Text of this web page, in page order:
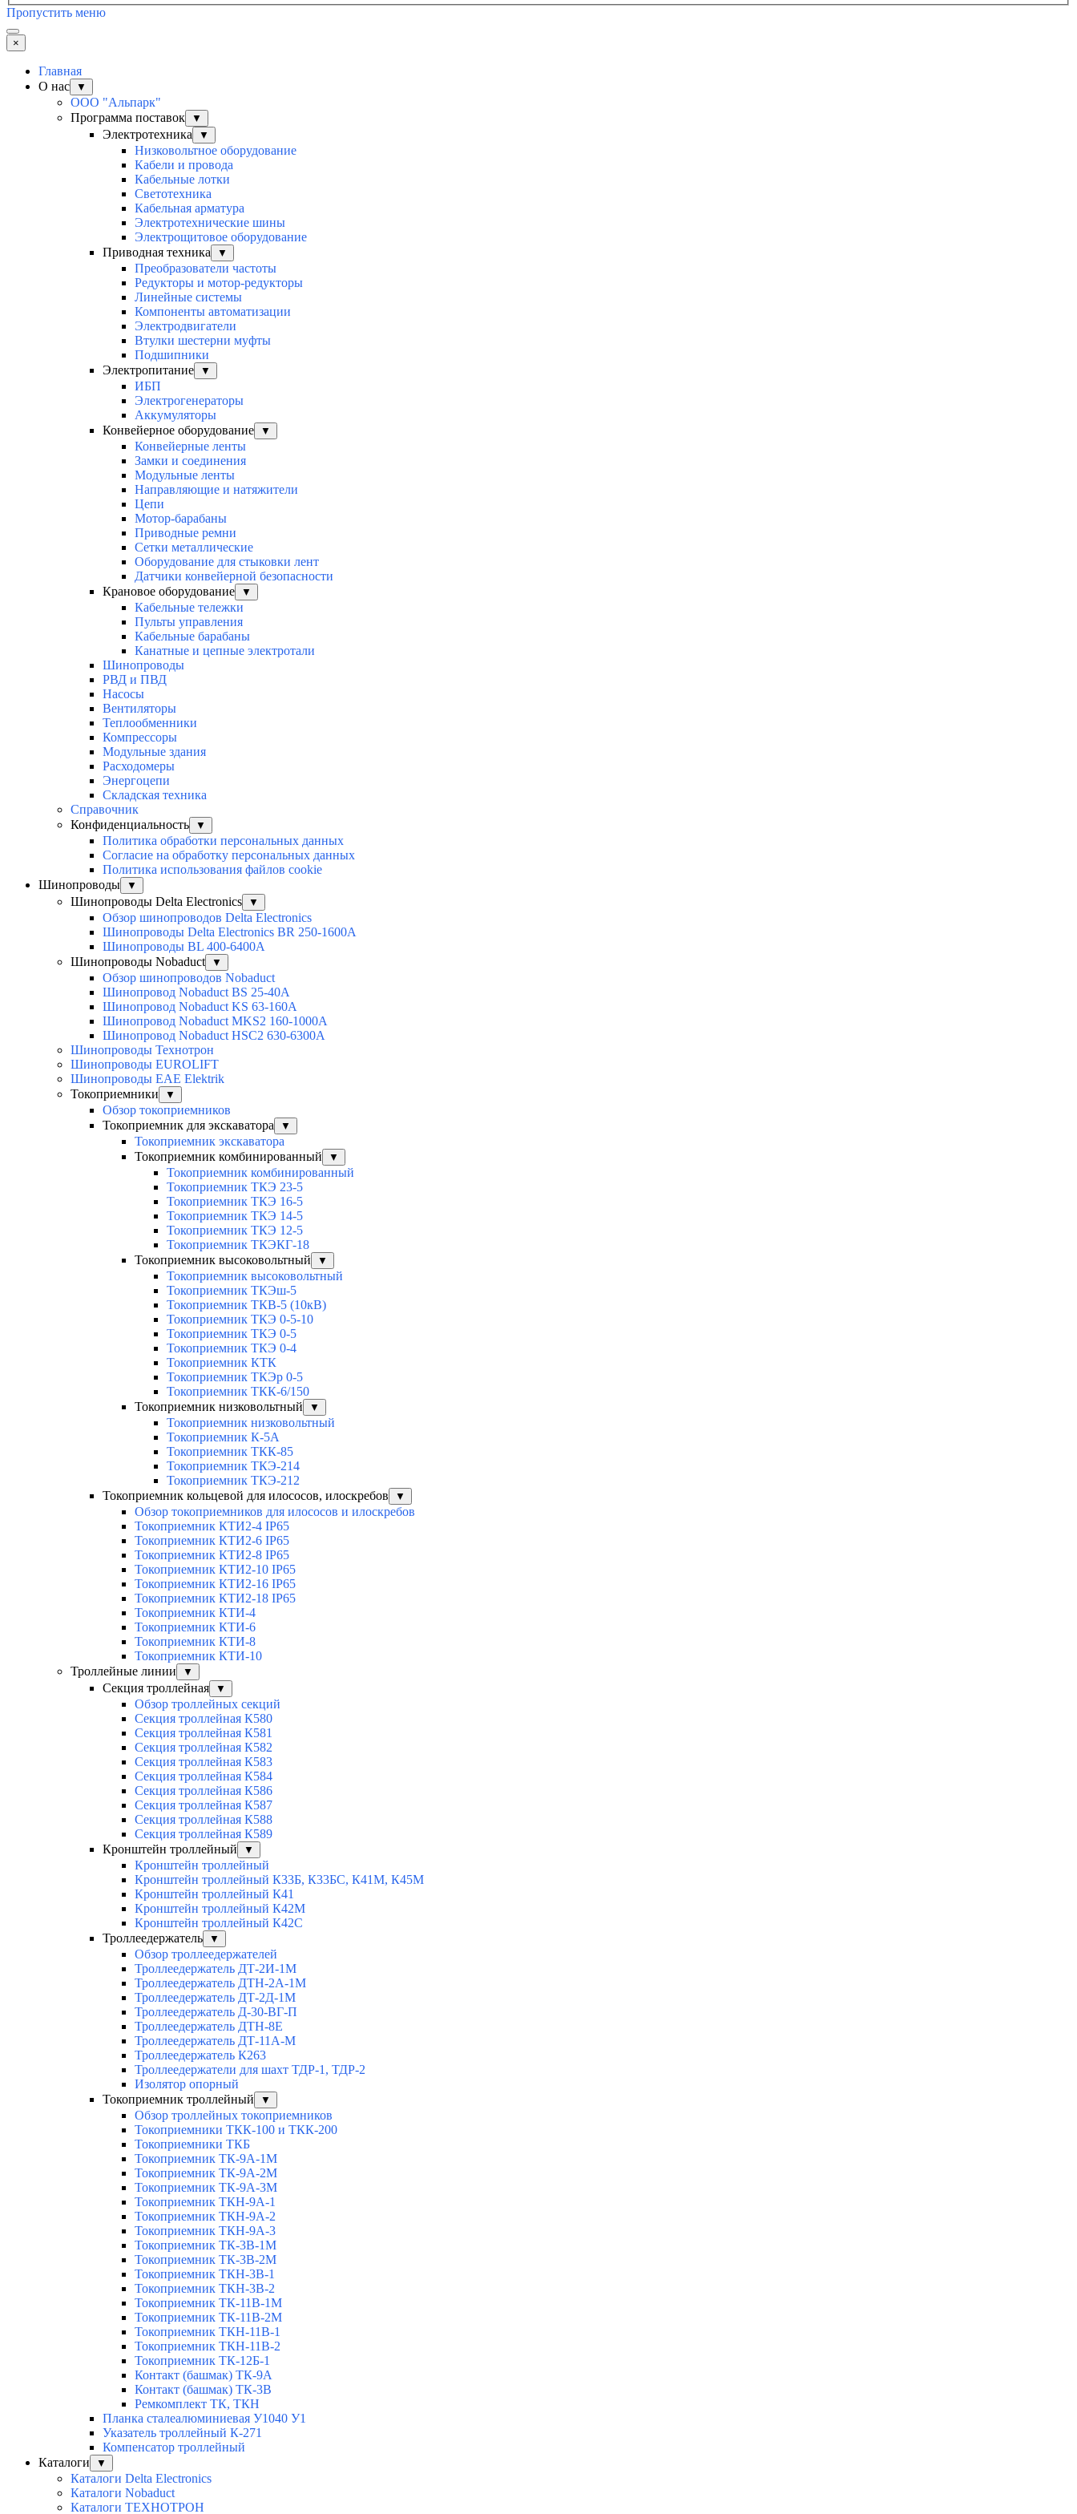
Пропустить меню
×
Главная
О нас
▼
ООО "Альпарк"
Программа поставок
▼
Электротехника ▼
Низковольтное оборудование
Кабели и провода
Кабельные лотки
Светотехника
Кабельная арматура
Электротехнические шины
Электрощитовое оборудование
Приводная техника
▼
Преобразователи частоты
Редукторы и мотор-редукторы
Линейные системы
Компоненты автоматизации
Электродвигатели
Втулки шестерни муфты
Подшипники
Электропитание
▼
ИБП
Электрогенераторы
Аккумуляторы
Конвейерное оборудование
▼
Конвейерные ленты
Замки и соединения
Модульные ленты
Направляющие и натяжители
Цепи
Мотор-барабаны
Приводные ремни
Сетки металлические
Оборудование для стыковки лент
Датчики конвейерной безопасности
Крановое оборудование
▼
Кабельные тележки
Пульты управления
Кабельные барабаны
Канатные и цепные электротали
Шинопроводы
РВД и ПВД
Насосы
Вентиляторы
Теплообменники
Компрессоры
Модульные здания
Расходомеры
Энергоцепи
Складская техника
Справочник
Конфиденциальность
▼
Политика обработки персональных данных
Согласие на обработку персональных данных
Политика использования файлов cookie
Шинопроводы
▼
Шинопроводы Delta Electronics ▼
Обзор шинопроводов Delta Electronics
Шинопроводы Delta Electronics BR 250-1600A
Шинопроводы BL 400-6400A
Шинопроводы Nobaduct
▼
Обзор шинопроводов Nobaduct
Шинопровод Nobaduct BS 25-40A
Шинопровод Nobaduct KS 63-160А
Шинопровод Nobaduct MKS2 160-1000А
Шинопровод Nobaduct HSC2 630-6300А
Шинопроводы Технотрон
Шинопроводы EUROLIFT
Шинопроводы EAE Elektrik
Токоприемники
▼
Обзор токоприемников
Токоприемник для экскаватора
▼
Токоприемник экскаватора
Токоприемник комбинированный
▼
Токоприемник комбинированный
Токоприемник ТКЭ 23-5
Токоприемник ТКЭ 16-5
Токоприемник ТКЭ 14-5
Токоприемник ТКЭ 12-5
Токоприемник ТКЭКГ-18
Токоприемник высоковольтный
▼
Токоприемник высоковольтный
Токоприемник ТКЭш-5
Токоприемник ТКВ-5 (10кВ)
Токоприемник ТКЭ 0-5-10
Токоприемник ТКЭ 0-5
Токоприемник ТКЭ 0-4
Токоприемник КТК
Токоприемник ТКЭр 0-5
Токоприемник ТКК-6/150
Токоприемник низковольтный
▼
Токоприемник низковольтный
Токоприемник К-5А
Токоприемник ТКК-85
Токоприемник ТКЭ-214
Токоприемник ТКЭ-212
Токоприемник кольцевой для илососов, илоскребов
▼
Обзор токоприемников для илососов и илоскребов
Токоприемник КТИ2-4 IP65
Токоприемник КТИ2-6 IP65
Токоприемник КТИ2-8 IP65
Токоприемник КТИ2-10 IP65
Токоприемник КТИ2-16 IP65
Токоприемник КТИ2-18 IP65
Токоприемник КТИ-4
Токоприемник КТИ-6
Токоприемник КТИ-8
Токоприемник КТИ-10
Троллейные линии
▼
Секция троллейная ▼
Обзор троллейных секций
Секция троллейная К580
Секция троллейная К581
Секция троллейная К582
Секция троллейная К583
Секция троллейная К584
Секция троллейная К586
Секция троллейная К587
Секция троллейная К588
Секция троллейная К589
Кронштейн троллейный
▼
Кронштейн троллейный
Кронштейн троллейный К33Б, К33БС, К41М, К45М
Кронштейн троллейный К41
Кронштейн троллейный К42М
Кронштейн троллейный К42С
Троллеедержатель
▼
Обзор троллеедержателей
Троллеедержатель ДТ-2И-1М
Троллеедержатель ДТН-2А-1М
Троллеедержатель ДТ-2Д-1М
Троллеедержатель Д-30-ВГ-П
Троллеедержатель ДТН-8Е
Троллеедержатель ДТ-11А-М
Троллеедержатель К263
Троллеедержатели для шахт ТДР-1, ТДР-2
Изолятор опорный
Токоприемник троллейный
▼
Обзор троллейных токоприемников
Токоприемники ТКК-100 и ТКК-200
Токоприемники ТКБ
Токоприемник ТК-9А-1М
Токоприемник ТК-9А-2М
Токоприемник ТК-9А-3М
Токоприемник ТКН-9А-1
Токоприемник ТКН-9А-2
Токоприемник ТКН-9А-3
Токоприемник ТК-3В-1М
Токоприемник ТК-3В-2М
Токоприемник ТКН-3В-1
Токоприемник ТКН-3В-2
Токоприемник ТК-11В-1М
Токоприемник ТК-11В-2М
Токоприемник ТКН-11В-1
Токоприемник ТКН-11В-2
Токоприемник ТК-12Б-1
Контакт (башмак) ТК-9А
Контакт (башмак) ТК-3В
Ремкомплект ТК, ТКН
Планка сталеалюминиевая У1040 У1
Указатель троллейный К-271
Компенсатор троллейный
Каталоги
▼
Каталоги Delta Electronics
Каталоги Nobaduct
Каталоги ТЕХНОТРОН